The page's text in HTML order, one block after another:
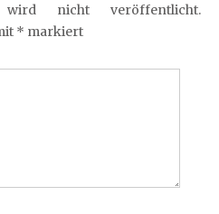
wird nicht veröffentlicht.
* markiert